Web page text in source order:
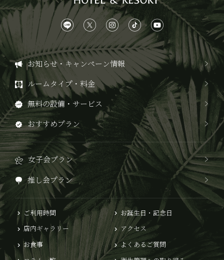
お知らせ・キャンペーン情報
ルームタイプ・料金
無料の設備・サービス
おすすめプラン
女子会プラン
推し会プラン
ご利用時間
店内ギャラリー
お食事
お誕生日・記念日
アクセス
よくあるご質問